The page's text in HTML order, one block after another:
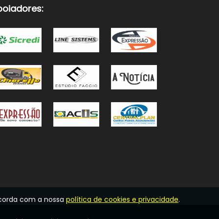
com a nossa política de cookies e privacidade.